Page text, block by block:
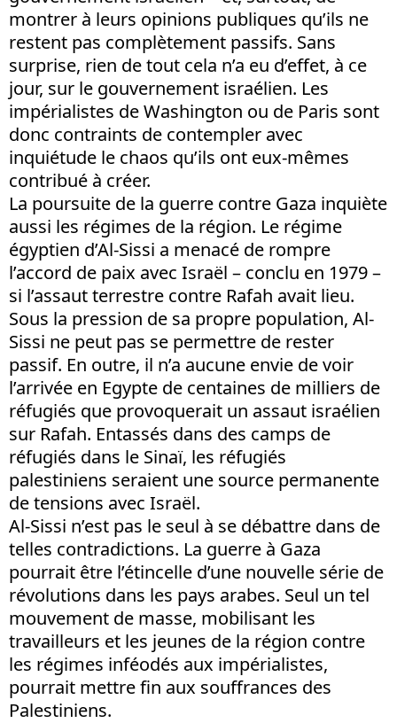
montrer à leurs opinions publiques qu’ils ne
restent pas complètement passifs. Sans
surprise, rien de tout cela n’a eu d’effet, à ce
jour, sur le gouvernement israélien. Les
impérialistes de Washington ou de Paris sont
donc contraints de contempler avec
inquiétude le chaos qu’ils ont eux-mêmes
contribué à créer.
La poursuite de la guerre contre Gaza inquiète
aussi les régimes de la région. Le régime
égyptien d’Al-Sissi a menacé de rompre
l’accord de paix avec Israël – conclu en 1979 –
si l’assaut terrestre contre Rafah avait lieu.
Sous la pression de sa propre population, Al-
Sissi ne peut pas se permettre de rester
passif. En outre, il n’a aucune envie de voir
l’arrivée en Egypte de centaines de milliers de
réfugiés que provoquerait un assaut israélien
sur Rafah. Entassés dans des camps de
réfugiés dans le Sinaï, les réfugiés
palestiniens seraient une source permanente
de tensions avec Israël.
Al-Sissi n’est pas le seul à se débattre dans de
telles contradictions. La guerre à Gaza
pourrait être l’étincelle d’une nouvelle série de
révolutions dans les pays arabes. Seul un tel
mouvement de masse, mobilisant les
travailleurs et les jeunes de la région contre
les régimes inféodés aux impérialistes,
pourrait mettre fin aux souffrances des
Palestiniens.